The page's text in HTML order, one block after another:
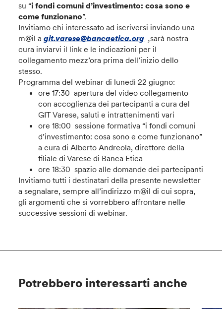
su “i fondi comuni d’investimento: cosa sono e
come funzionano”.
Invitiamo chi interessato ad iscriversi inviando una
m@il agit.varese@bancaetica.org ,sarà nostra
cura inviarvi il link e le indicazioni per il
collegamento mezz’ora prima dell’inizio dello
stesso.
Programma del webinar di lunedì 22 giugno:
ore 17:30 apertura del video collegamento
con accoglienza dei partecipanti a cura del
GIT Varese, saluti e intrattenimenti vari
ore 18:00 sessione formativa “i fondi comuni
d’investimento: cosa sono e come funzionano”
a cura di Alberto Andreola, direttore della
filiale di Varese di Banca Etica
ore 18:30 spazio alle domande dei partecipanti
Invitiamo tutti i destinatari della presente newsletter
a segnalare, sempre all’indirizzo m@il di cui sopra,
gli argomenti che si vorrebbero affrontare nelle
successive sessioni di webinar.
Potrebbero interessarti anche